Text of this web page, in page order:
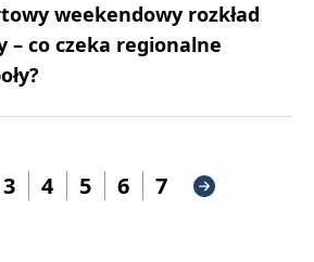
weekendowy rozkład
– co czeka regionalne
3 4 5 6 7